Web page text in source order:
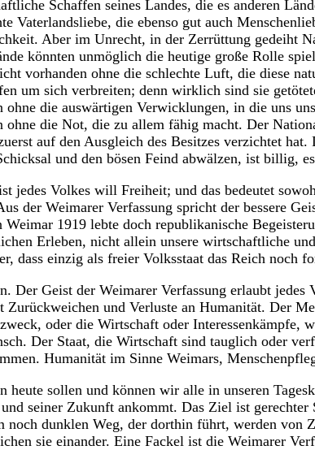
Schaffen seines Landes, die es anderen
Vaterlandsliebe, die ebenso gut auch
Aber im Unrecht, in der Zerrüttung gedeiht
könnten unmöglich die heutige große Rolle
vorhanden ohne die schlechte Luft, die diese
um sich verbreiten; denn wirklich sind sie
ohne die auswärtigen Verwicklungen, in die uns
ohne die Not, die zu allem fähig macht. Der
auf den Ausgleich des Besitzes verzichtet
und den bösen Feind abwälzen, ist billig,
jedes Volkes will Freiheit; und das bedeutet
der Weimarer Verfassung spricht der bessere
Weimar 1919 lebte doch republikanische
Erleben, nicht allein unsere wirtschaftliche
dass einzig als freier Volksstaat das Reich noch
Der Geist der Weimarer Verfassung erlaubt jedes
Zurückweichen und Verluste an Humanität. Der
oder die Wirtschaft oder Interessenkämpfe,
Der Staat, die Wirtschaft sind tauglich oder
Humanität im Sinne Weimars,
heute sollen und können wir alle in unseren
seiner Zukunft ankommt. Das Ziel ist
noch dunklen Weg, der dorthin führt, werden von
sie einander. Eine Fackel ist die Weimarer